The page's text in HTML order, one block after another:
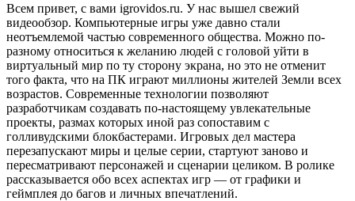
Всем привет, с вами igrovidos.ru. У нас вышел свежий
видеообзор. Компьютерные игры уже давно стали
неотъемлемой частью современного общества. Можно по-
разному относиться к желанию людей с головой уйти в
виртуальный мир по ту сторону экрана, но это не отменит
того факта, что на ПК играют миллионы жителей Земли всех
возрастов. Современные технологии позволяют
разработчикам создавать по-настоящему увлекательные
проекты, размах которых иной раз сопоставим с
голливудскими блокбастерами. Игровых дел мастера
перезапускают миры и целые серии, стартуют заново и
пересматривают персонажей и сценарии целиком. В ролике
рассказывается обо всех аспектах игр — от графики и
геймплея до багов и личных впечатлений.